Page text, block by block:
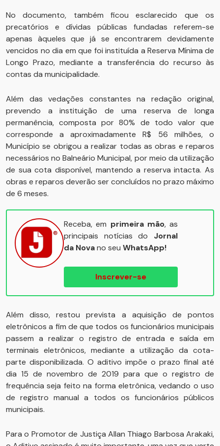
No documento, também ficou esclarecido que os
precatórios e dívidas públicas fundadas referem-se
apenas àqueles que já se encontrarem devidamente
vencidos no dia em que foi instituída a Reserva Mínima de
Longo Prazo, mediante a transferência do recurso às
contas da municipalidade.
Além das vedações constantes na redação original,
prevendo a instituição de uma reserva de longa
permanência, composta por 80% de todo valor que
corresponde a aproximadamente R$ 56 milhões, o
Município se obrigou a realizar todas as obras e reparos
necessários no Balneário Municipal, por meio da utilização
de sua cota disponível, mantendo a reserva intacta. As
obras e reparos deverão ser concluídos no prazo máximo
de 6 meses.
Receba, em primeira mão, as
principais notícias do Jornal
da Novano seu WhatsApp!
Inscrever-se
Além disso, restou prevista a aquisição de pontos
eletrônicos a fim de que todos os funcionários municipais
passem a realizar o registro de entrada e saída em
terminais eletrônicos, mediante a utilização da cota-
parte disponibilizada. O aditivo impõe o prazo final até
dia 15 de novembro de 2019 para que o registro de
frequência seja feito na forma eletrônica, vedando o uso
de registro manual a todos os funcionários públicos
municipais.
Para o Promotor de Justiça Allan Thiago Barbosa Arakaki,